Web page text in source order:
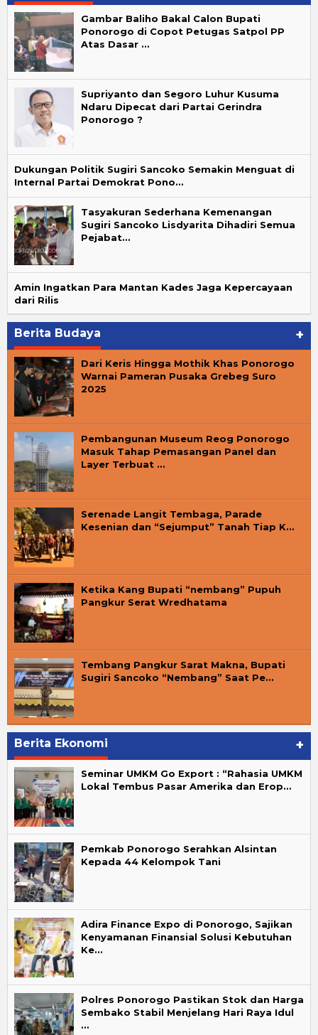
Gambar Baliho Bakal Calon Bupati
Ponorogo di Copot Petugas Satpol PP
Atas Dasar …
Supriyanto dan Segoro Luhur Kusuma
Ndaru Dipecat dari Partai Gerindra
Ponorogo ?
Dukungan Politik Sugiri Sancoko Semakin Menguat di
Internal Partai Demokrat Pono…
Tasyakuran Sederhana Kemenangan
Sugiri Sancoko Lisdyarita Dihadiri Semua
Pejabat…
Amin Ingatkan Para Mantan Kades Jaga Kepercayaan
dari Rilis
Berita Budaya +
Dari Keris Hingga Mothik Khas Ponorogo
Warnai Pameran Pusaka Grebeg Suro
2025
Pembangunan Museum Reog Ponorogo
Masuk Tahap Pemasangan Panel dan
Layer Terbuat …
Serenade Langit Tembaga, Parade
Kesenian dan “Sejumput” Tanah Tiap K…
Ketika Kang Bupati “nembang” Pupuh
Pangkur Serat Wredhatama
Tembang Pangkur Sarat Makna, Bupati
Sugiri Sancoko “Nembang” Saat Pe…
Berita Ekonomi +
Seminar UMKM Go Export : “Rahasia UMKM
Lokal Tembus Pasar Amerika dan Erop…
Pemkab Ponorogo Serahkan Alsintan
Kepada 44 Kelompok Tani
Adira Finance Expo di Ponorogo, Sajikan
Kenyamanan Finansial Solusi Kebutuhan
Ke…
Polres Ponorogo Pastikan Stok dan Harga
Sembako Stabil Menjelang Hari Raya Idul
…